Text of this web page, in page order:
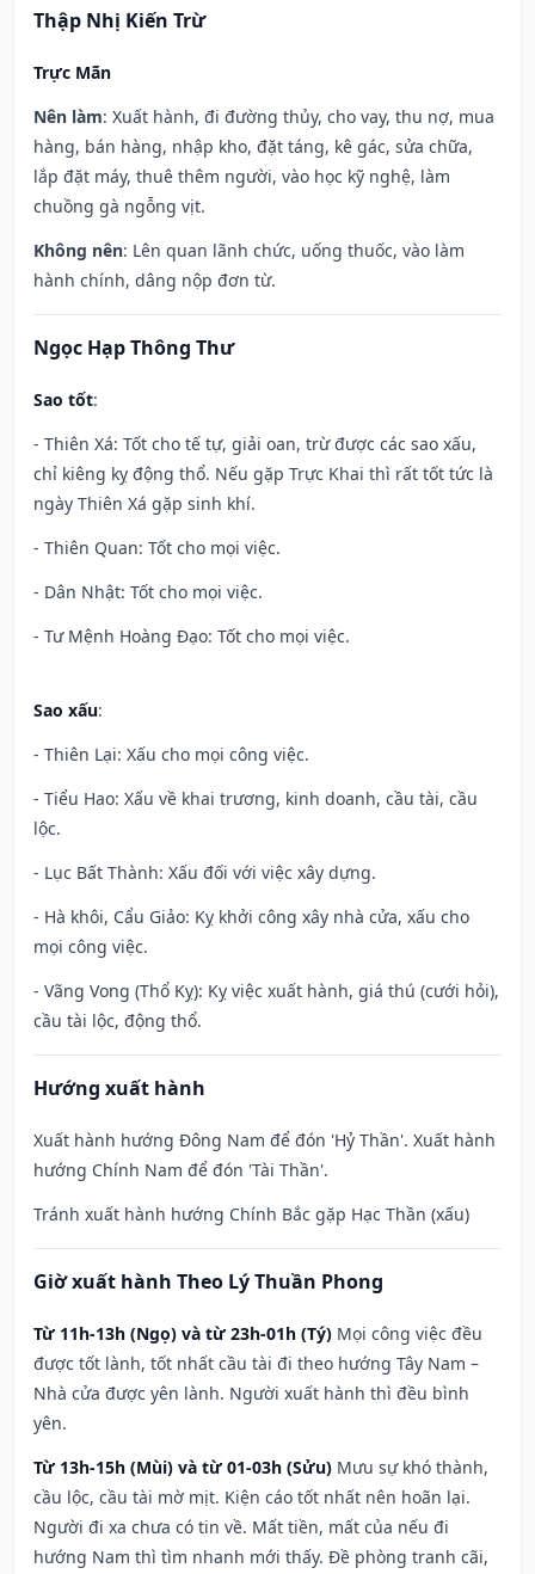
Thập Nhị Kiến Trừ
Trực Mãn
Nên làm: Xuất hành, đi đường thủy, cho vay, thu nợ, mua
hàng, bán hàng, nhập kho, đặt táng, kê gác, sửa chữa,
lắp đặt máy, thuê thêm người, vào học kỹ nghệ, làm
chuồng gà ngỗng vịt.
Không nên: Lên quan lãnh chức, uống thuốc, vào làm
hành chính, dâng nộp đơn từ.
Ngọc Hạp Thông Thư
Sao tốt:
- Thiên Xá: Tốt cho tế tự, giải oan, trừ được các sao xấu,
chỉ kiêng kỵ động thổ. Nếu gặp Trực Khai thì rất tốt tức là
ngày Thiên Xá gặp sinh khí.
- Thiên Quan: Tốt cho mọi việc.
- Dân Nhật: Tốt cho mọi việc.
- Tư Mệnh Hoàng Đạo: Tốt cho mọi việc.
Sao xấu:
- Thiên Lại: Xấu cho mọi công việc.
- Tiểu Hao: Xấu về khai trương, kinh doanh, cầu tài, cầu
lộc.
- Lục Bất Thành: Xấu đối với việc xây dựng.
- Hà khôi, Cẩu Giảo: Kỵ khởi công xây nhà cửa, xấu cho
mọi công việc.
- Vãng Vong (Thổ Kỵ): Kỵ việc xuất hành, giá thú (cưới hỏi),
cầu tài lộc, động thổ.
Hướng xuất hành
Xuất hành hướng Đông Nam để đón 'Hỷ Thần'. Xuất hành
hướng Chính Nam để đón 'Tài Thần'.
Tránh xuất hành hướng Chính Bắc gặp Hạc Thần (xấu)
Giờ xuất hành Theo Lý Thuần Phong
Từ 11h-13h (Ngọ) và từ 23h-01h (Tý) Mọi công việc đều
được tốt lành, tốt nhất cầu tài đi theo hướng Tây Nam –
Nhà cửa được yên lành. Người xuất hành thì đều bình
yên.
Từ 13h-15h (Mùi) và từ 01-03h (Sửu) Mưu sự khó thành,
cầu lộc, cầu tài mờ mịt. Kiện cáo tốt nhất nên hoãn lại.
Người đi xa chưa có tin về. Mất tiền, mất của nếu đi
hướng Nam thì tìm nhanh mới thấy. Đề phòng tranh cãi,